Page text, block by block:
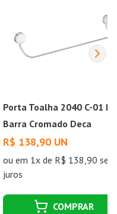
Porta Toalha 2040 C-01
Barra Cromado Deca
R$ 138,90 UN
ouem 1x de R$ 138,90 sem
juros
COMPRAR